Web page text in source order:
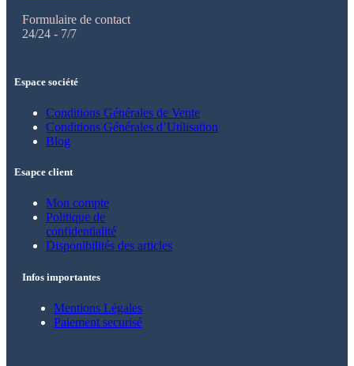
Formulaire de contact
24/24 - 7/7
Espace société
Conditions Générales de Vente
Conditions Générales d’Utilisation
Blog
Esapce client
Mon compte
Politique de
confidentialité
Disponibilités des articles
Infos importantes
Mentions Légales
Paiement securisé